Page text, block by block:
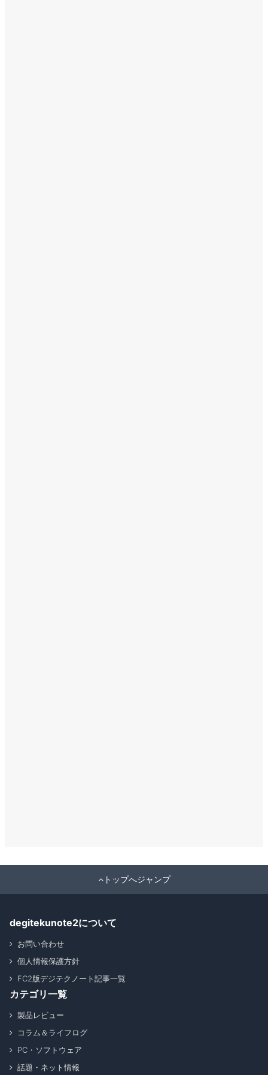
トップへジャンプ
degitekunote2について
お問い合わせ
個人情報保護方針
FC2版デジテクノート記事一覧
カテゴリ一覧
製品レビュー
コラム＆ライフログ
PC・ソフトウェア
話題・ネット情報